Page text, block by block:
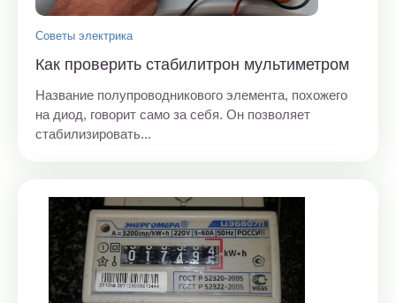
Советы электрика
Как проверить стабилитрон мультиметром
Название полупроводникового элемента, похожего
на диод, говорит само за себя. Он позволяет
стабилизировать...